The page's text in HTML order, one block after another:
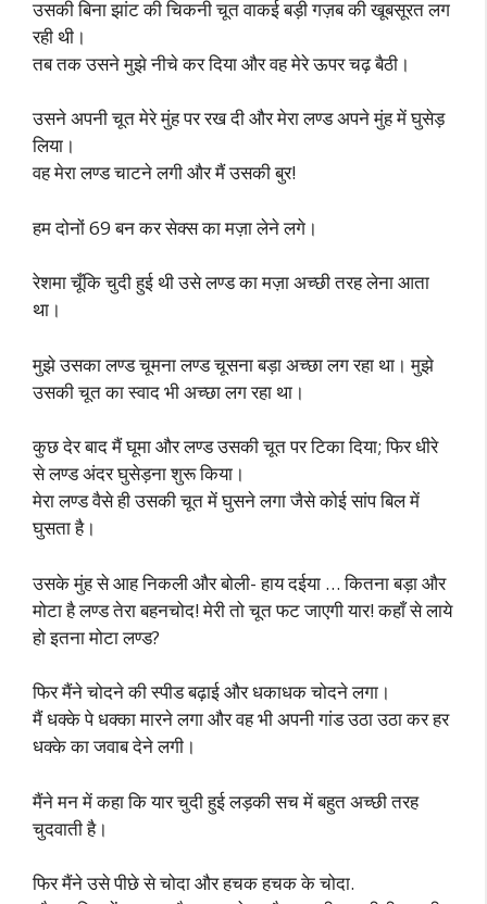
उसकी बिना झांट की चिकनी चूत वाकई बड़ी गज़ब की खूबसूरत लग
रही थी।
तब तक उसने मुझे नीचे कर दिया और वह मेरे ऊपर चढ़ बैठी।
उसने अपनी चूत मेरे मुंह पर रख दी और मेरा लण्ड अपने मुंह में घुसेड़
लिया।
वह मेरा लण्ड चाटने लगी और मैं उसकी बुर!
हम दोनों 69 बन कर सेक्स का मज़ा लेने लगे।
रेशमा चूँकि चुदी हुई थी उसे लण्ड का मज़ा अच्छी तरह लेना आता
था।
मुझे उसका लण्ड चूमना लण्ड चूसना बड़ा अच्छा लग रहा था। मुझे
उसकी चूत का स्वाद भी अच्छा लग रहा था।
कुछ देर बाद मैं घूमा और लण्ड उसकी चूत पर टिका दिया; फिर धीरे
से लण्ड अंदर घुसेड़ना शुरू किया।
मेरा लण्ड वैसे ही उसकी चूत में घुसने लगा जैसे कोई सांप बिल में
घुसता है।
उसके मुंह से आह निकली और बोली- हाय दईया … कितना बड़ा और
मोटा है लण्ड तेरा बहनचोद! मेरी तो चूत फट जाएगी यार! कहाँ से लाये
हो इतना मोटा लण्ड?
फिर मैंने चोदने की स्पीड बढ़ाई और धकाधक चोदने लगा।
मैं धक्के पे धक्का मारने लगा और वह भी अपनी गांड उठा उठा कर हर
धक्के का जवाब देने लगी।
मैंने मन में कहा कि यार चुदी हुई लड़की सच में बहुत अच्छी तरह
चुदवाती है।
फिर मैंने उसे पीछे से चोदा और हचक हचक के चोदा.